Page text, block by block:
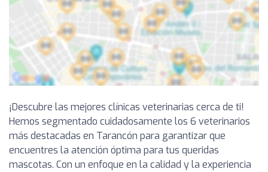
¡Descubre las mejores clínicas veterinarias cerca de ti!
Hemos segmentado cuidadosamente los 6 veterinarios
más destacadas en Tarancón para garantizar que
encuentres la atención óptima para tus queridas
mascotas. Con un enfoque en la calidad y la experiencia